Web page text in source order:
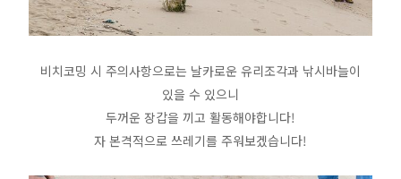
비치코밍 시 주의사항으로는 날카로운 유리조각과 낚시바늘이
있을 수 있으니
두꺼운 장갑을 끼고 활동해야합니다!
자 본격적으로 쓰레기를 주워보겠습니다!